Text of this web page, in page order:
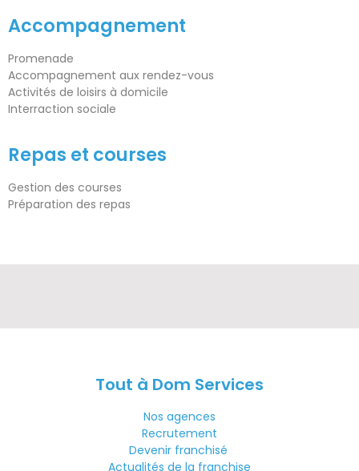
Accompagnement
Promenade
Accompagnement aux rendez-vous
Activités de loisirs à domicile
Interraction sociale
Repas et courses
Gestion des courses
Préparation des repas
Tout à Dom Services
Nos agences
Recrutement
Devenir franchisé
Actualités de la franchise